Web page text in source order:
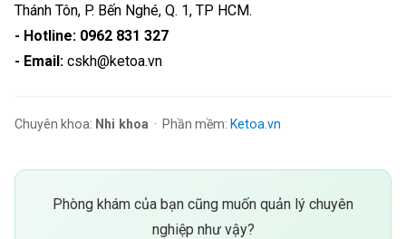
Thánh Tôn, P. Bến Nghé, Q. 1, TP HCM.
- Hotline: 0962 831 327
- Email: cskh@ketoa.vn
Chuyên khoa: Nhi khoa · Phần mềm: Ketoa.vn
Phòng khám của bạn cũng muốn quản lý chuyên
nghiệp như vậy?